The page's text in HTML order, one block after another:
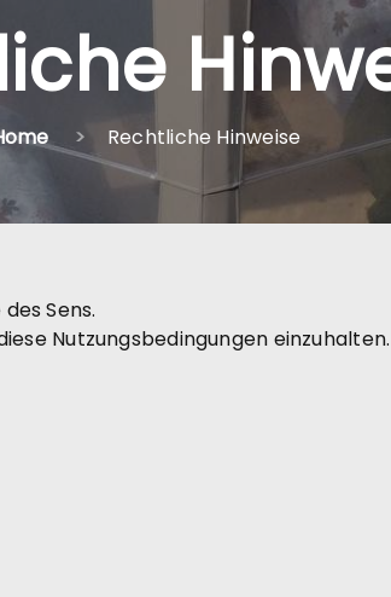
Rechtliche Hinweise
Sens.
Nutzungsbedingungen einzuhalten.